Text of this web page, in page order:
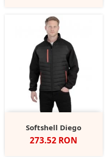
Softshell Diego
Pret
273.52 RON